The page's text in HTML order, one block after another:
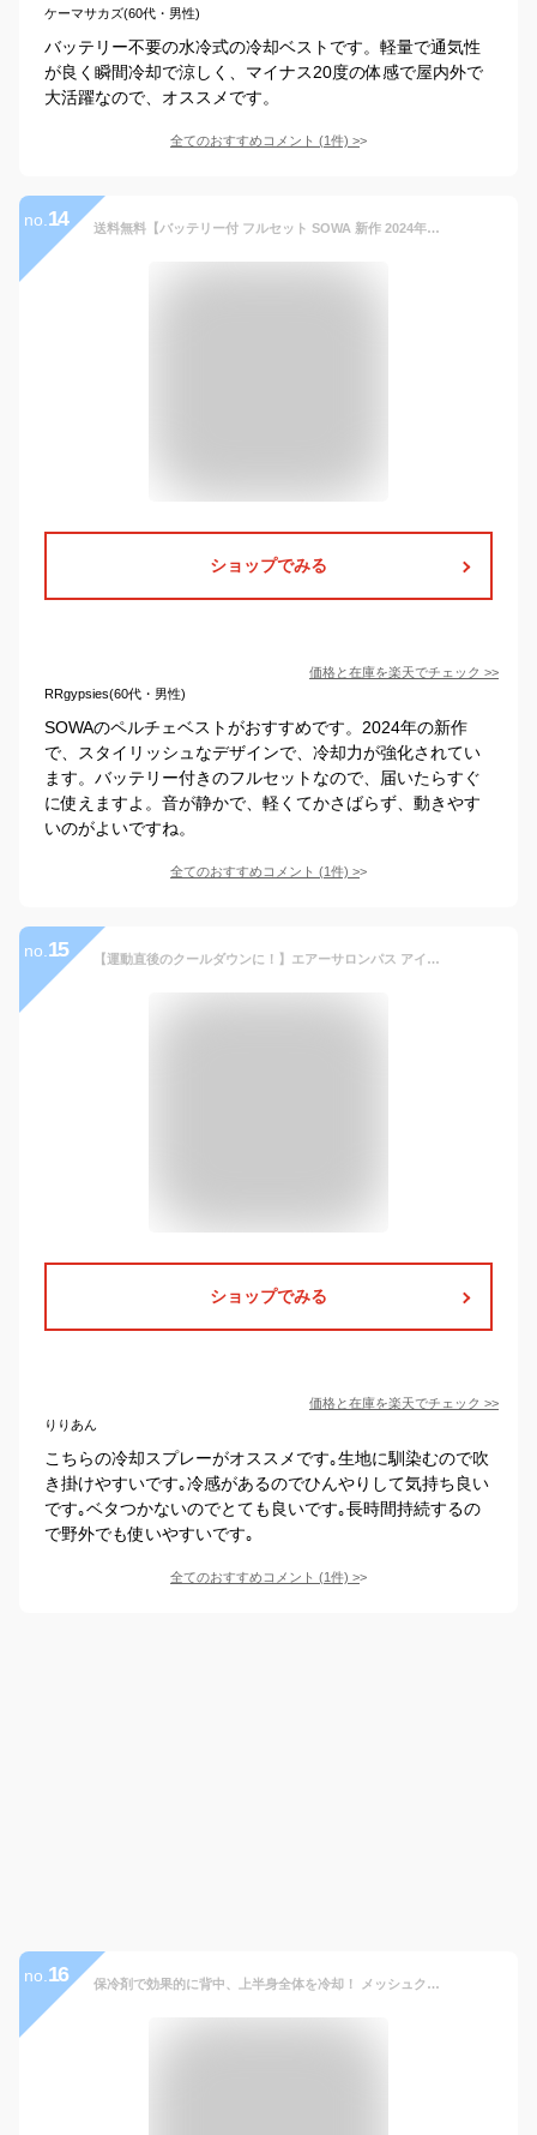
ケーマサカズ(60代・男性)
バッテリー不要の水冷式の冷却ベストです。軽量で通気性
が良く瞬間冷却で涼しく、マイナス20度の体感で屋内外で
大活躍なので、オススメです。
全てのおすすめコメント (1件) >
no. 14 送料無料【バッテリー付 フルセット SOWA 新作 2024年 ペルチェベスト デバイス 13109 】桑和 クール ペルチェ ベスト セット 暑さ対策 熱中症 バッテリー 充電器 デバイス 作業着 作業服 春夏 クーリングブラスト アウトドア 釣り キャンプ ワーク 春夏 ワークマン
ショップでみる
価格と在庫を楽天でチェック >>
RRgypsies(60代・男性)
SOWAのペルチェベストがおすすめです。2024年の新作
で、スタイリッシュなデザインで、冷却力が強化されてい
ます。バッテリー付きのフルセットなので、届いたらすぐ
に使えますよ。音が静かで、軽くてかさばらず、動きやす
いのがよいですね。
全てのおすすめコメント (1件) >
no. 15 【運動直後のクールダウンに！】エアーサロンパス アイシングスプレー490ml コールドスプレー 冷却スプレー 熱中症 熱中症対策
ショップでみる
価格と在庫を楽天でチェック >>
りりあん
こちらの冷却スプレーがオススメです｡生地に馴染むので吹
き掛けやすいです｡冷感があるのでひんやりして気持ち良い
です｡ベタつかないのでとても良いです｡長時間持続するの
で野外でも使いやすいです｡
全てのおすすめコメント (1件) >
no. 16 保冷剤で効果的に背中、上半身全体を冷却！ メッシュクールベスト パッド パット 内ポケット付き 夏用 ジップ 保冷ベスト 冷却ベスト アイスベスト 冷たい 涼しい 涼感 冷感 熱中症対策 暑さ対策 ひんやり 爽快 現場 作業 スポーツ リュック ランドセル メール便